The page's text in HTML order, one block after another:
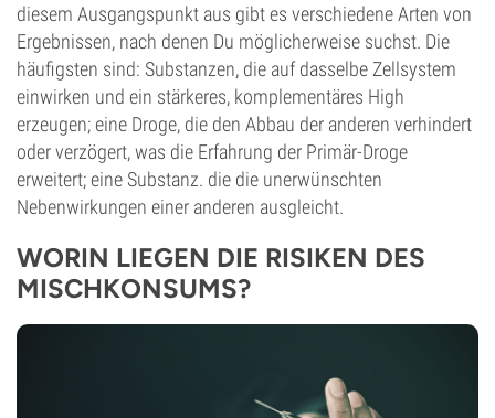
diesem Ausgangspunkt aus gibt es verschiedene Arten von
Ergebnissen, nach denen Du möglicherweise suchst. Die
häufigsten sind: Substanzen, die auf dasselbe Zellsystem
einwirken und ein stärkeres, komplementäres High
erzeugen; eine Droge, die den Abbau der anderen verhindert
oder verzögert, was die Erfahrung der Primär-Droge
erweitert; eine Substanz. die die unerwünschten
Nebenwirkungen einer anderen ausgleicht.
WORIN LIEGEN DIE RISIKEN DES
MISCHKONSUMS?